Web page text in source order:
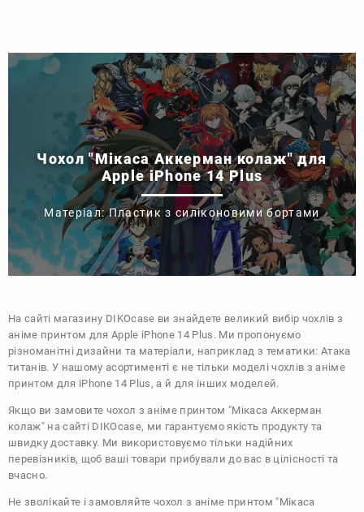
Чохол "Мікаса Аккерман колаж" для
Apple iPhone 14 Plus
Матеріал: Пластик з силіконовими бортами
На сайті магазину DIKOcase ви знайдете великий вибір чохлів з
аніме принтом для Apple iPhone 14 Plus. Ми пропонуємо
різноманітні дизайни та матеріали, наприклад з тематики:Атака
титанів. У нашому асортименті є не тільки моделі чохлів з аніме
принтом для iPhone 14 Plus, а й для інших моделей.
Якщо ви замовите чохол з аніме принтом "Мікаса Аккерман
колаж" на сайті DIKOcase, ми гарантуємо якість продукту та
швидку доставку. Ми використовуємо тільки надійних
перевізників, щоб ваші товари прибували до вас в цілісності та
вчасно.
Не зволікайте і замовляйте чохол з аніме принтом "Мікаса